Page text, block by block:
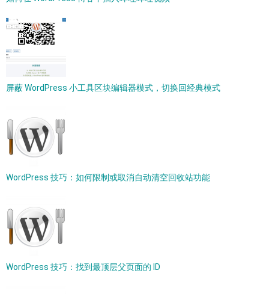
屏蔽 WordPress 小工具区块编辑器模式，切换回经典模式
WordPress 技巧：如何限制或取消自动清空回收站功能
WordPress 技巧：找到最顶层父页面的 ID